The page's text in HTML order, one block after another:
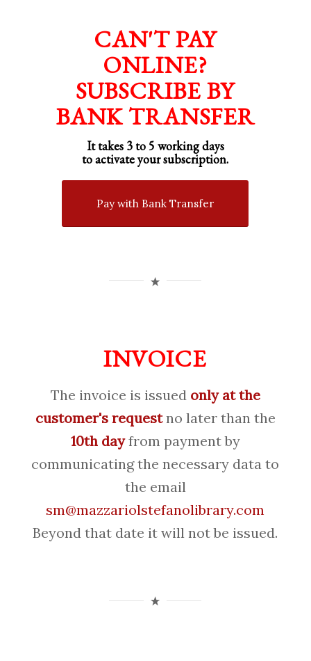
CAN'T PAY
ONLINE?
SUBSCRIBE BY
BANK TRANSFER
It takes 3 to 5 working days
to activate your subscription.
Pay with Bank Transfer
INVOICE
The invoice is issued only at the
customer's requestno later than the
10th dayfrom payment by
communicating the necessary data to
the email
sm@mazzariolstefanolibrary.com
Beyond that date it will not be issued.